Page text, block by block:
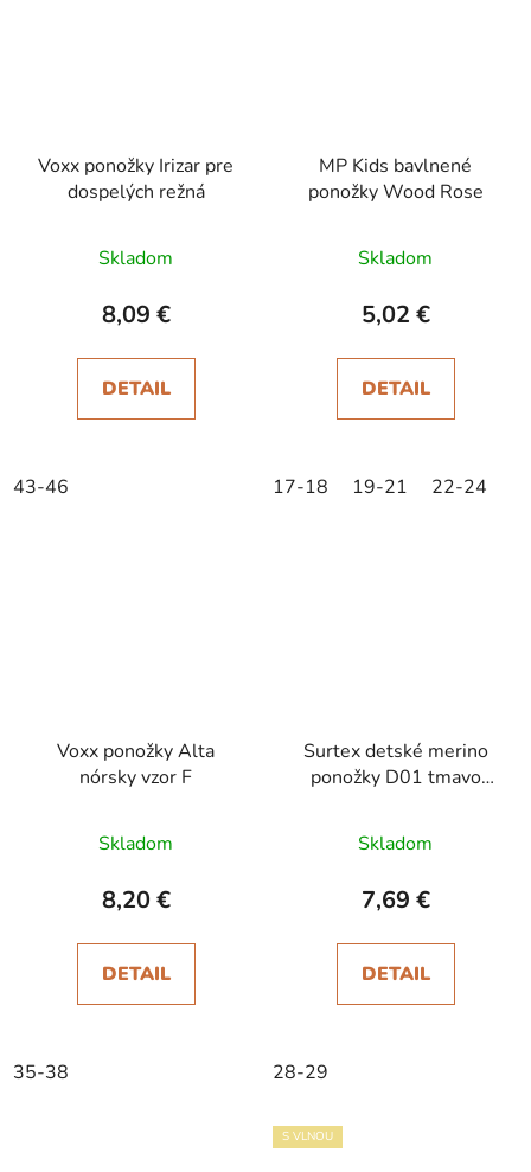
Voxx ponožky Irizar pre
dospelých režná
Skladom
8,09 €
DETAIL
43-46
MP Kids bavlnené
ponožky Wood Rose
Skladom
5,02 €
DETAIL
17-18 19-21 22-24
Voxx ponožky Alta
nórsky vzor F
Skladom
8,20 €
DETAIL
35-38
Surtex detské merino
ponožky D01 tmavo
Skladom
7,69 €
DETAIL
28-29
S VLNOU